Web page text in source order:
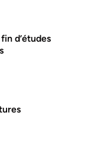
d’études